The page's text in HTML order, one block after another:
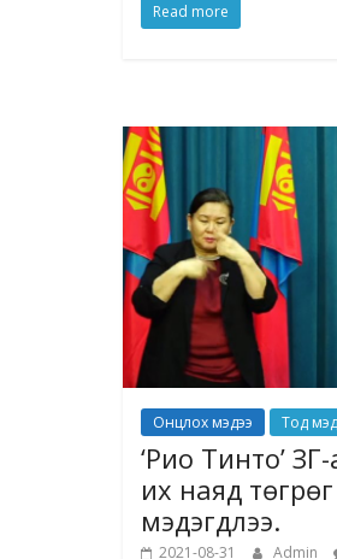
Read more
Онцлох мэдээ Тод
‘Рио Тинто’
их наяд
мэдэгдлээ.
2021-08-31 Admin